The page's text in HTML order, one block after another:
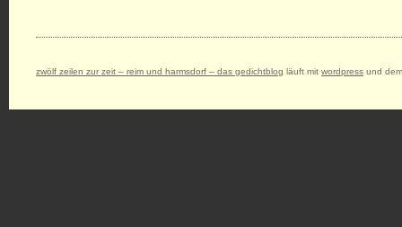
zwölf zeilen zur zeit – reim und harmsdorf – das gedichtblog läuft mit wordpress und